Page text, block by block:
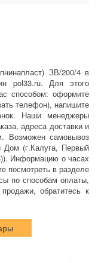
ЗВ/200/4 в
pol33.ru. Для этого
способом: оформите
телефон), напишите
Наши менеджеры
адреса доставки и
Возможен самовывоз
Дом (г.Калуга, Первый
Информацию о часах
посмотреть в разделе
по способам оплаты,
обратитесь к